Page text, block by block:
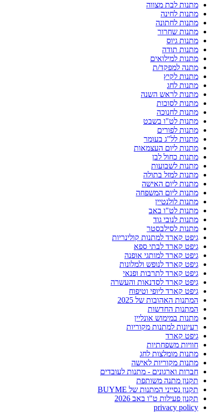
מתנות לבת מצווה
מתנות לחינה
מתנות לחתונה
מתנות שחרור
מתנות גיוס
מתנות תודה
מתנות למילואים
מתנה למפקד/ת
מתנות לקיץ
מתנות לחג
מתנות לראש השנה
מתנות לסוכות
מתנות לחנוכה
מתנות לט"ו בשבט
מתנות לפורים
מתנות לל"ג בעומר
מתנות ליום העצמאות
מתנות כחול לבן
מתנות לשבועות
מתנות למזל בתולה
מתנות ליום האישה
מתנות ליום המשפחה
מתנות לולנטיין
מתנות לט"ו באב
מתנות לנובי גוד
מתנות לסילבסטר
גיפט קארד למתנות קולינריות
גיפט קארד לבתי ספא
גיפט קארד למותגי אופנה
גיפט קארד לנופש ולמלונות
גיפט קארד לתרבות ופנאי
גיפט קארד לסדנאות והעשרה
גיפט קארד ליופי וטיפוח
המתנות האהובות של 2025
המתנות החדשות
מתנות במימוש אונליין
רעיונות למתנות מקוריות
גיפט קארד
חוויות משפחתיות
מתנות מומלצות לחג
מתנות מקוריות לאישה
חברות וארגונים - מתנות לעובדים
תקנון מתנה משותפת
תקנון נסייני המתנות של BUYME
תקנון פעילות ט"ו באב 2026
privacy policy